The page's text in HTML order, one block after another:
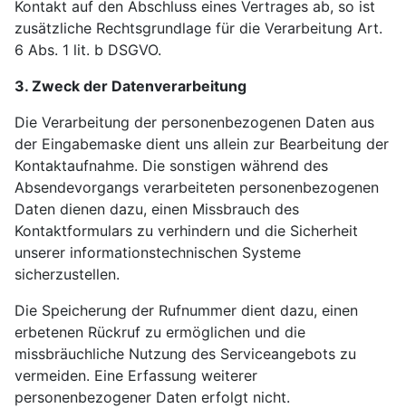
Kontakt auf den Abschluss eines Vertrages ab, so ist
zusätzliche Rechtsgrundlage für die Verarbeitung Art.
6 Abs. 1 lit. b DSGVO.
3. Zweck der Datenverarbeitung
Die Verarbeitung der personenbezogenen Daten aus
der Eingabemaske dient uns allein zur Bearbeitung der
Kontaktaufnahme. Die sonstigen während des
Absendevorgangs verarbeiteten personenbezogenen
Daten dienen dazu, einen Missbrauch des
Kontaktformulars zu verhindern und die Sicherheit
unserer informationstechnischen Systeme
sicherzustellen.
Die Speicherung der Rufnummer dient dazu, einen
erbetenen Rückruf zu ermöglichen und die
missbräuchliche Nutzung des Serviceangebots zu
vermeiden. Eine Erfassung weiterer
personenbezogener Daten erfolgt nicht.